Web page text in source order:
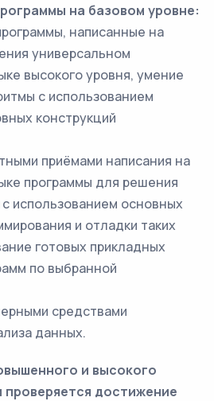
на базовом уровне:
написанные на
универсальном
высокого уровня, умение
с использованием
конструкций
приёмами написания на
программы для решения
использованием основных
и отладки таких
готовых прикладных
по выбранной
средствами
данных.
и высокого
достижение